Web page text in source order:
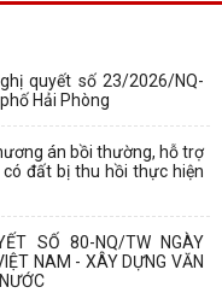
quyết số 23/2026/NQ-
Hải Phòng
án bồi thường, hỗ trợ
đất bị thu hồi thực hiện
SỐ 80-NQ/TW NGÀY
NAM - XÂY DỰNG VĂN